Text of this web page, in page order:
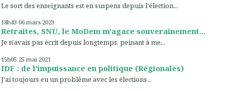
Le sort des enseignants est en suspens depuis l'élection...
18h43 06 mars 2023
Retraites, SNU, le MoDem m'agace souverainement...
Je n'avais pas écrit depuis longtemps, peinant à me...
15h05 25 mai 2021
IDF : de l'impuissance en politique (Régionales)
J'ai toujours eu un problème avec les élections...